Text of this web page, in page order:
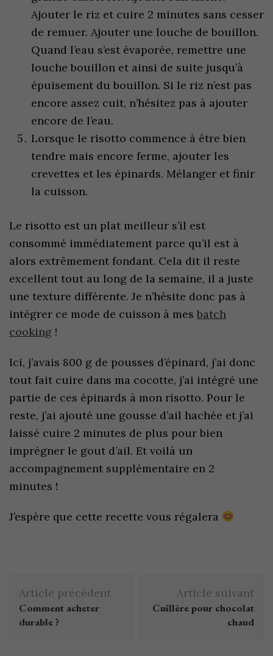
Ajouter le riz et cuire 2 minutes sans cesser
de remuer. Ajouter une louche de bouillon.
Quand l’eau s’est évaporée, remettre une
louche bouillon et ainsi de suite jusqu’à
épuisement du bouillon. Si le riz n’est pas
encore assez cuit, n’hésitez pas à ajouter
encore de l’eau.
Lorsque le risotto commence à être bien
tendre mais encore ferme, ajouter les
crevettes et les épinards. Mélanger et finir
la cuisson.
Le risotto est un plat meilleur s’il est
consommé immédiatement parce qu’il est à
alors extrêmement fondant. Cela dit il reste
excellent tout au long de la semaine, il a juste
une texture différente. Je n’hésite donc pas à
intégrer ce mode de cuisson à mes batch
cooking !
Ici, j’avais 800 g de pousses d’épinard, j’ai donc
tout fait cuire dans ma cocotte, j’ai intégré une
partie de ces épinards à mon risotto. Pour le
reste, j’ai ajouté une gousse d’ail hachée et j’ai
laissé cuire 2 minutes de plus pour bien
imprégner le gout d’ail. Et voilà un
accompagnement supplémentaire en 2
minutes !
J’espère que cette recette vous régalera
Article précédent
Comment acheter
durable ?
Article suivant
Cuillère pour chocolat
chaud